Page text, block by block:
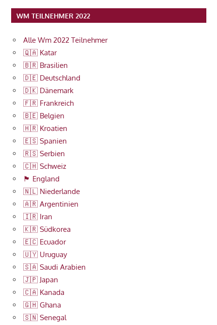
WM TEILNEHMER 2022
Alle Wm 2022 Teilnehmer
🇶🇦 Katar
🇧🇷 Brasilien
🇩🇪 Deutschland
🇩🇰 Dänemark
🇫🇷 Frankreich
🇧🇪 Belgien
🇭🇷 Kroatien
🇪🇸 Spanien
🇷🇸 Serbien
🇨🇭 Schweiz
🏴󠁧󠁢󠁥󠁮󠁧󠁿 England
🇳🇱 Niederlande
🇦🇷 Argentinien
🇮🇷 Iran
🇰🇷 Südkorea
🇪🇨 Ecuador
🇺🇾 Uruguay
🇸🇦 Saudi Arabien
🇯🇵 Japan
🇨🇦 Kanada
🇬🇭 Ghana
🇸🇳 Senegal